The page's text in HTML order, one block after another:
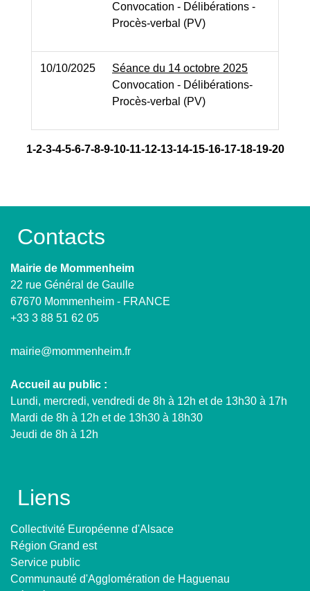
Convocation - Délibérations -
Procès-verbal (PV)
10/10/2025
Séance du 14 octobre 2025
Convocation - Délibérations-
Procès-verbal (PV)
1-2-3-4-5-6-7-8-9-10-11-12-13-14-15-16-17-18-19-20
Contacts
Mairie de Mommenheim
22 rue Général de Gaulle
67670 Mommenheim - FRANCE
+33 3 88 51 62 05
mairie@mommenheim.fr
Accueil au public :
Lundi, mercredi, vendredi de 8h à 12h et de 13h30 à 17h
Mardi de 8h à 12h et de 13h30 à 18h30
Jeudi de 8h à 12h
Liens
Collectivité Européenne d'Alsace
Région Grand est
Service public
Communauté d'Agglomération de Haguenau